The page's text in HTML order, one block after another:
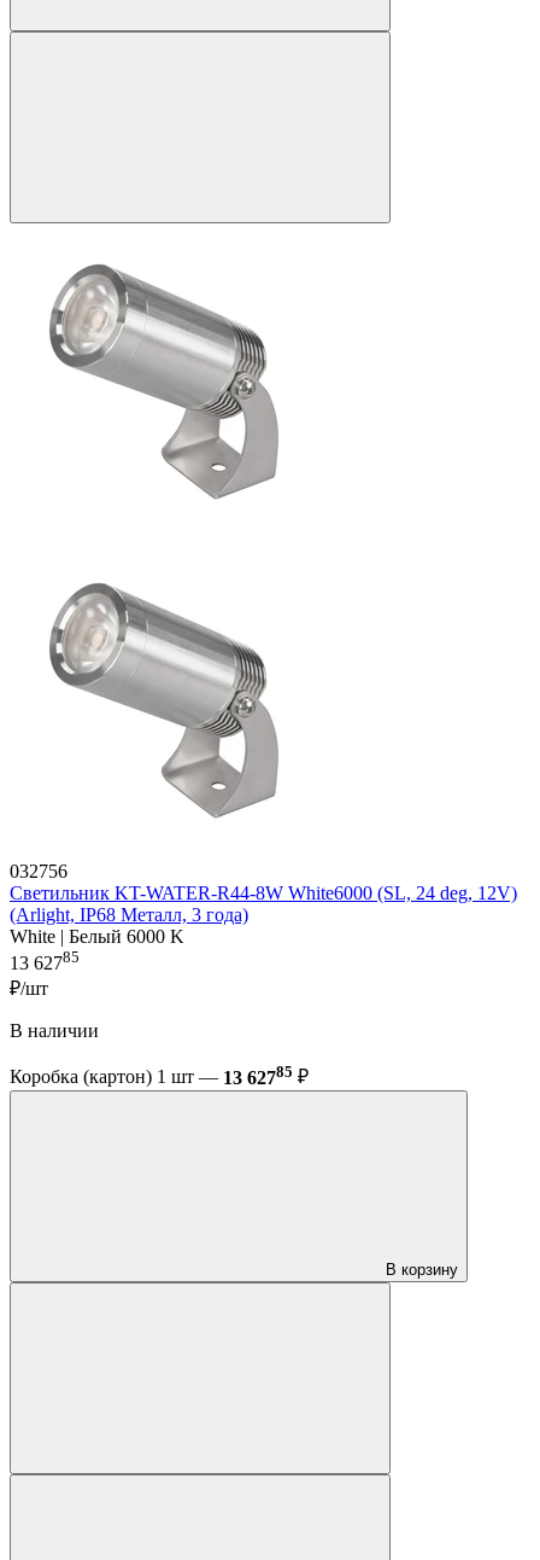
032756
Светильник KT-WATER-R44-8W White6000 (SL, 24 deg, 12V)
(Arlight, IP68 Металл, 3 года)
White | Белый 6000 K
13 62785
₽/шт
В наличии
Коробка (картон) 1 шт — 13 62785 ₽
В корзину